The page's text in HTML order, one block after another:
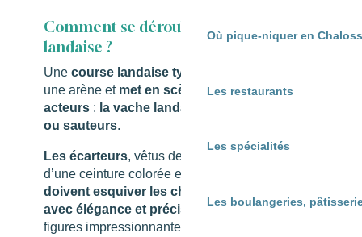
Où pique-niquer en
Les restaurants
Les spécialités
Les boulangeries,
Comment se déroule une course
landaise ?
Une course landaise typique
une arène et met en scène deux principaux
acteurs : la vache landaise et les écarteurs
ou sauteurs.
Les écarteurs, vêtus de blanc et souvent ornés
d’une ceinture colorée et d’un boléro chamarré,
doivent esquiver les charges de la vache
avec élégance et précision.Ils exécutent des
figures impressionnantes appelées « écarts ».